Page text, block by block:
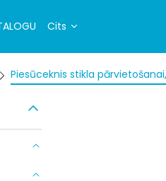
Cits
Piesūceknis stikla